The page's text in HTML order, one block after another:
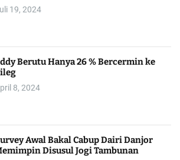
19, 2024
Berutu Hanya 26 % Bercermin ke
8, 2024
Awal Bakal Cabup Dairi Danjor
Disusul Jogi Tambunan